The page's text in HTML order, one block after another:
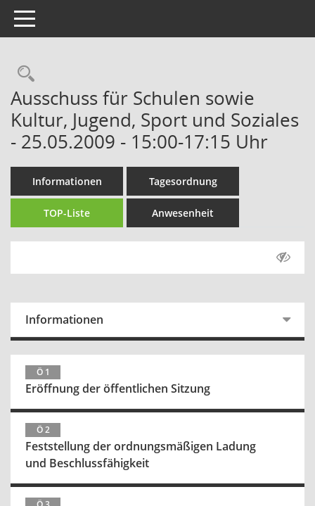
Toggle navigation
Rechercheauswahl
Ausschuss für Schulen sowie
Kultur, Jugend, Sport und Soziales
- 25.05.2009 - 15:00-17:15 Uhr
Informationen Tagesordnung
TOP-Liste Anwesenheit
Informationen
Ö 1
Eröffnung der öffentlichen Sitzung
Ö 2
Feststellung der ordnungsmäßigen Ladung
und Beschlussfähigkeit